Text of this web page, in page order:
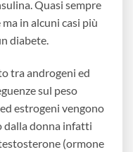
Quasi sempre
in alcuni casi più
diabete.
tra androgeni ed
sul peso
estrogeni vengono
dalla donna infatti
(ormone